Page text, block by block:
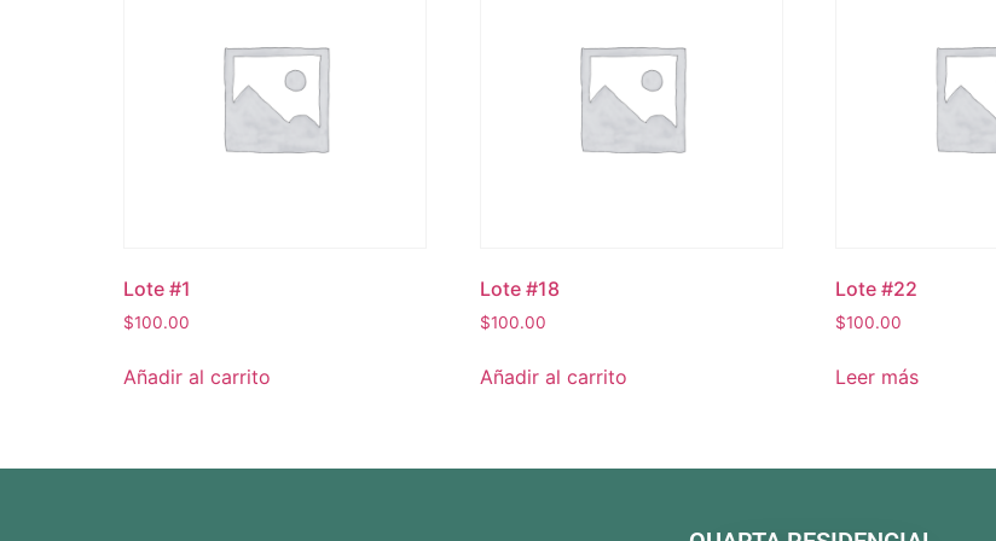
Lote #1
$100.00
Añadir al carrito
Lote #18
$100.00
Añadir al carrito
Lote #22
$100.00
Leer más